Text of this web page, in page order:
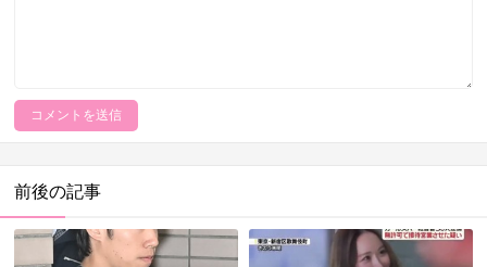
前後の記事